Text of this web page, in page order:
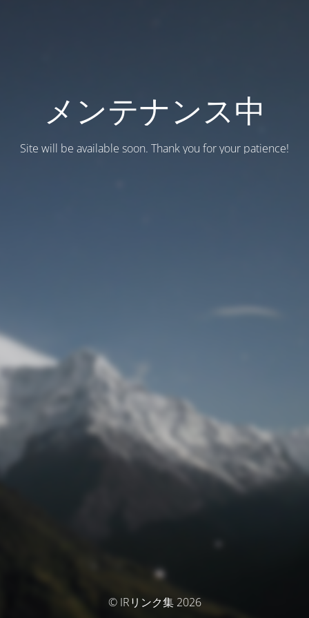
メンテナンス中
Site will be available soon. Thank you for your patience!
© IRリンク集 2026